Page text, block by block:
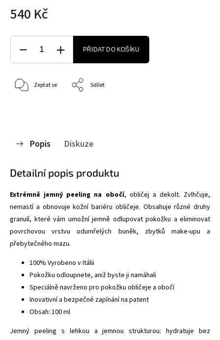
540 Kč
PŘIDAT DO KOŠÍKU
Zeptat se Sdílet
Popis Diskuze
Detailní popis produktu
Extrémně jemný peeling na obočí, obličej a dekolt. Zvlhčuje,
nemastí a obnovuje kožní bariéru obličeje. Obsahuje různé druhy
granulí, které vám umožní jemně odlupovat pokožku a eliminovat
povrchovou vrstvu odumřelých buněk, zbytků make-upu a
přebytečného mazu.
100% Vyrobeno v Itálii
Pokožku odloupnete, aniž byste ji namáhali
Speciálně navrženo pro pokožku obličeje a obočí
Inovativní a bezpečné zapínání na patent
Obsah: 100 ml
Jemný peeling s lehkou a jemnou strukturou: hydratuje bez